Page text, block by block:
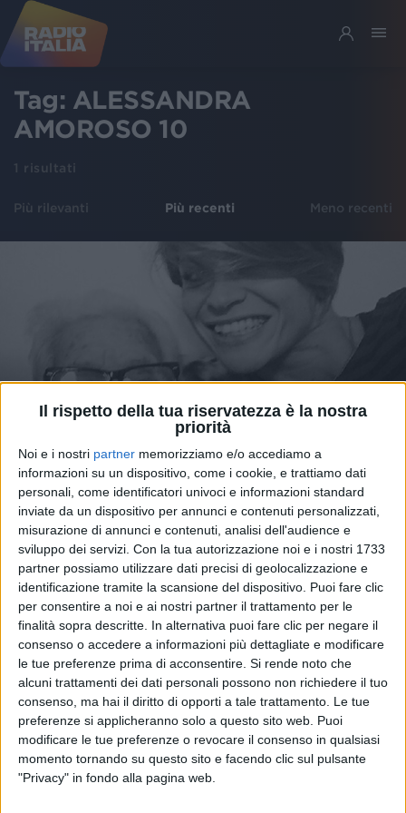
Il rispetto della tua riservatezza è la nostra
priorità
Noi e i nostri partner memorizziamo e/o accediamo a
informazioni su un dispositivo, come i cookie, e trattiamo dati
personali, come identificatori univoci e informazioni standard
inviate da un dispositivo per annunci e contenuti personalizzati,
misurazione di annunci e contenuti, analisi dell'audience e
sviluppo dei servizi. Con la tua autorizzazione noi e i nostri 1733
partner possiamo utilizzare dati precisi di geolocalizzazione e
identificazione tramite la scansione del dispositivo. Puoi fare clic
per consentire a noi e ai nostri partner il trattamento per le
finalità sopra descritte. In alternativa puoi fare clic per negare il
consenso o accedere a informazioni più dettagliate e modificare
le tue preferenze prima di acconsentire. Si rende noto che
alcuni trattamenti dei dati personali possono non richiedere il tuo
consenso, ma hai il diritto di opporti a tale trattamento. Le tue
preferenze si applicheranno solo a questo sito web. Puoi
modificare le tue preferenze o revocare il consenso in qualsiasi
momento tornando su questo sito e facendo clic sul pulsante
"Privacy" in fondo alla pagina web.
Tag: ALESSANDRA
AMOROSO 10
1 risultati
Più rilevanti Più recenti Meno recenti
NEWS 07 dic 2020
Alessandra Amoroso: il dolce ricordo per la
nonna
E' scomparsa tre anni fa
diMara Bizzoco